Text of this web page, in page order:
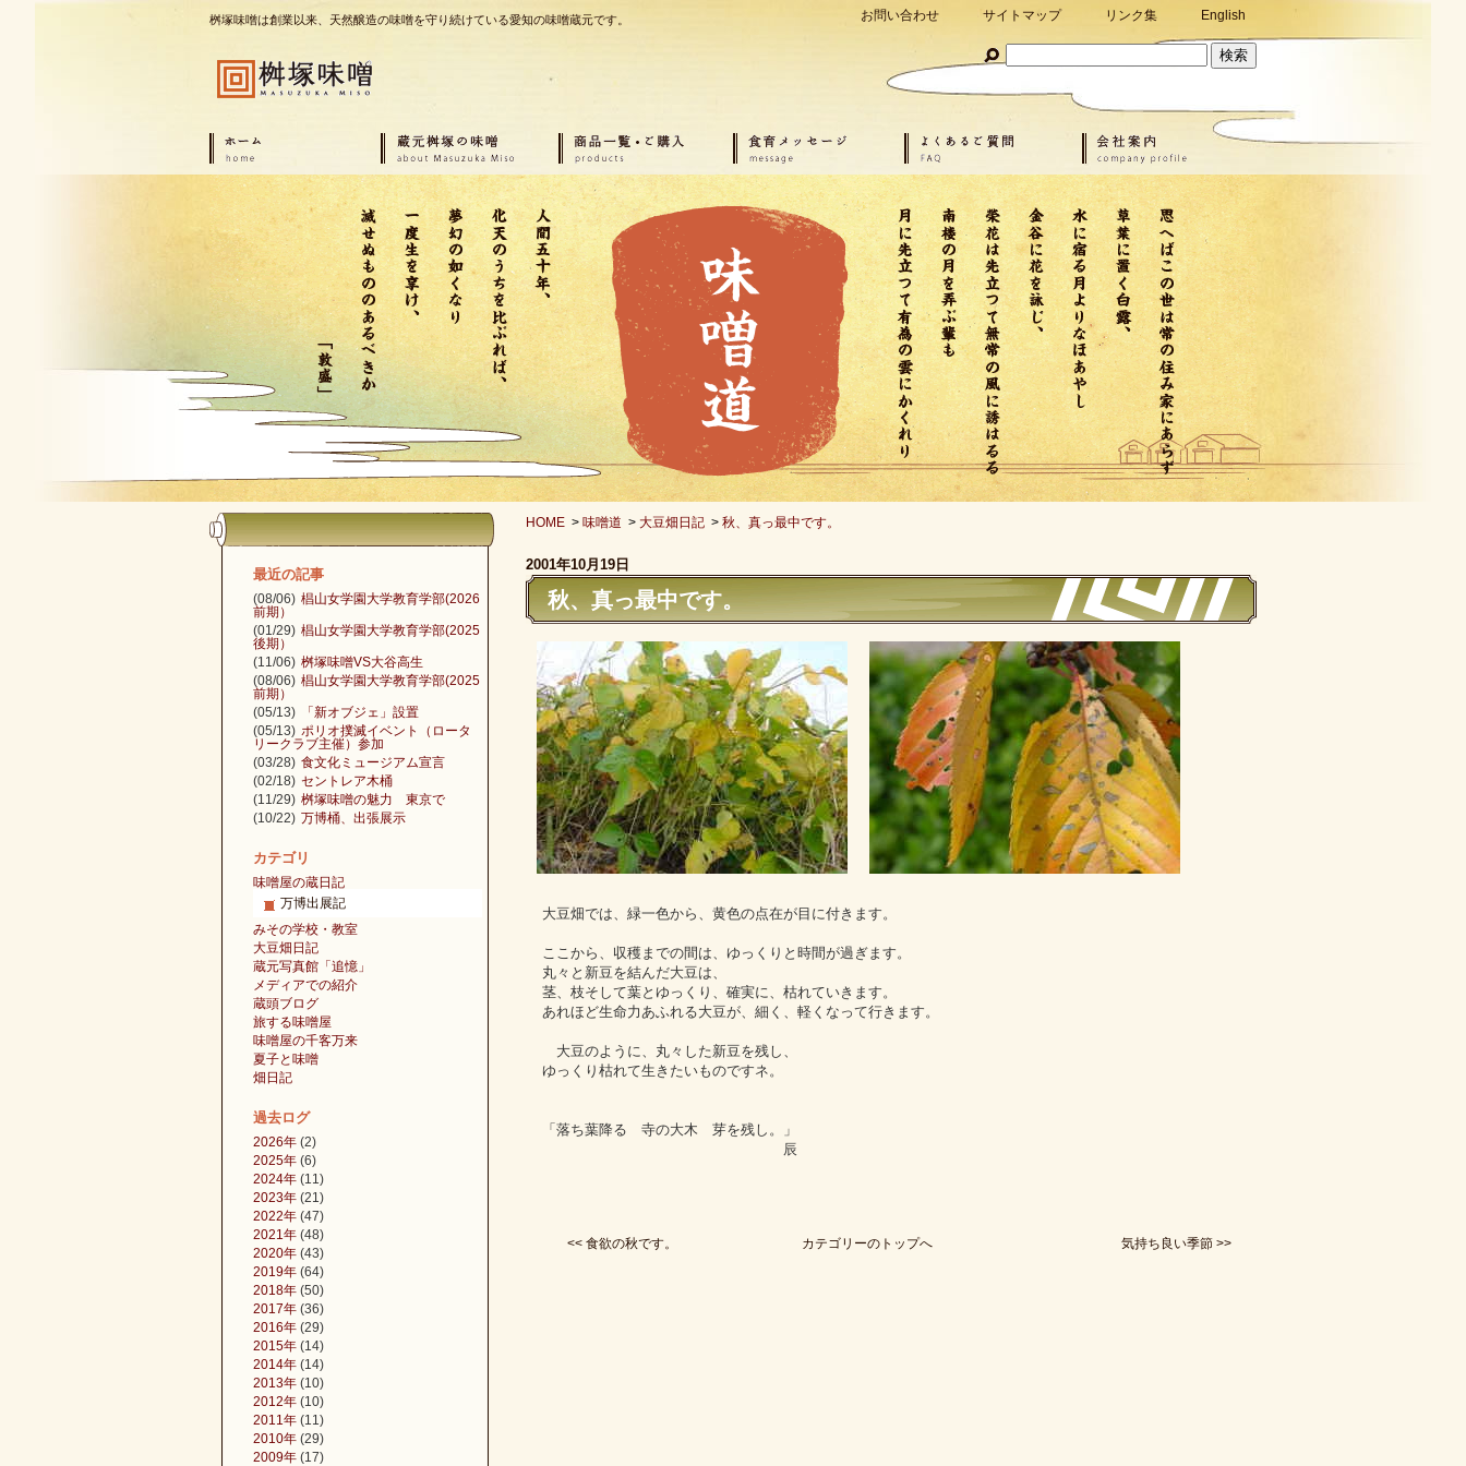
桝塚味噌は創業以来、天然醸造の味噌を守り続けている愛知の味噌蔵元です。 English
リンク集
サイトマップ
お問い合わせ
HOME > 味噌道 > 大豆畑日記 > 秋、真っ最中です。
2001年10月19日
秋、真っ最中です。
大豆畑では、緑一色から、黄色の点在が目に付きます。
ここから、収穫までの間は、ゆっくりと時間が過ぎます。
丸々と新豆を結んだ大豆は、
茎、枝そして葉とゆっくり、確実に、枯れていきます。
あれほど生命力あふれる大豆が、細く、軽くなって行きます。
大豆のように、丸々した新豆を残し、
ゆっくり枯れて生きたいものですネ。
「落ち葉降る 寺の大木 芽を残し。」
辰
<< 食欲の秋です。 カテゴリーのトップへ 気持ち良い季節 >>
最近の記事
(08/06) 椙山女学園大学教育学部(2026
前期）
(01/29) 椙山女学園大学教育学部(2025
後期）
(11/06) 桝塚味噌VS大谷高生
(08/06) 椙山女学園大学教育学部(2025
前期）
(05/13)
「新オブジェ」設置
(05/13) ポリオ撲滅イベント（ロータ
リークラブ主催）参加
(03/28) 食文化ミュージアム宣言
(02/18) セントレア木桶
(11/29) 桝塚味噌の魅力 東京で
(10/22) 万博桶、出張展示
カテゴリ
味噌屋の蔵日記
万博出展記
みその学校・教室
大豆畑日記
蔵元写真館「追憶」
メディアでの紹介
蔵頭ブログ
旅する味噌屋
味噌屋の千客万来
夏子と味噌
畑日記
過去ログ
2026年 (2)
2025年 (6)
2024年 (11)
2023年 (21)
2022年 (47)
2021年 (48)
2020年 (43)
2019年 (64)
2018年 (50)
2017年 (36)
2016年 (29)
2015年 (14)
2014年 (14)
2013年 (10)
2012年 (10)
2011年 (11)
2010年 (29)
2009年 (17)